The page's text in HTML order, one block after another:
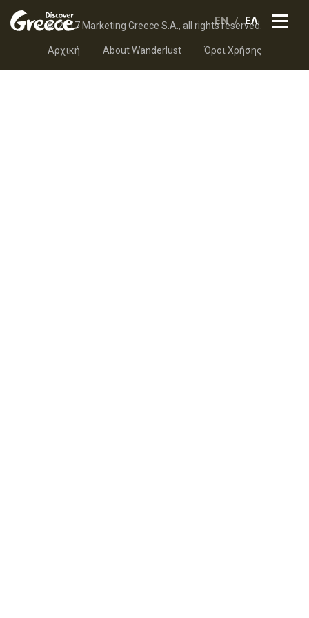
EN ΕΛ
© 2017 Marketing Greece S.A., all rights reserved.
Αρχική About Wanderlust Όροι Χρήσης